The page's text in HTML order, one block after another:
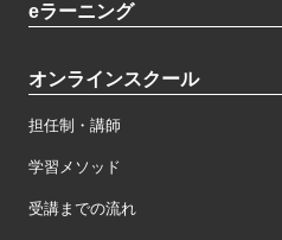
eラーニング
オンラインスクール
担任制・講師
学習メソッド
受講までの流れ